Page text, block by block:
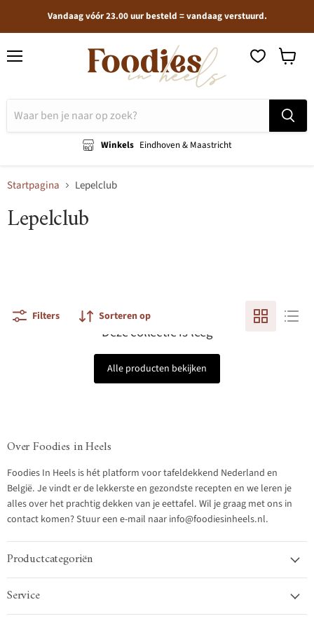
Vandaag vóór 23.00 uur besteld = vandaag verstuurd.
Winkels Eindhoven & Maastricht
Startpagina Lepelclub
Lepelclub
Filters Sorteren op
Deze collectie is leeg
Alle producten bekijken
Over Foodies in Heels
Foodies In Heels is hét platform voor tafeldekkend Nederland en
België. Je vindt er de lekkerste en gezondste recepten en we leren je
alles over het prachtig dekken van je eettafel. Wil je graag met ons in
contact komen? Stuur een e-mail naar info@foodiesinheels.nl.
Productcategoriën
Service